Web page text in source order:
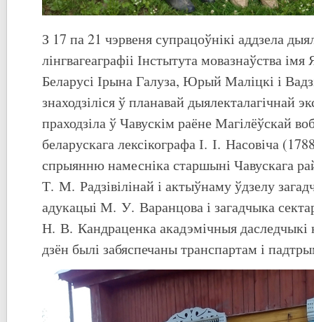
З 17 па 21 чэрвеня супрацоўнікі аддзела
лінгвагеаграфіі Інстытута мовазнаўства
Беларусі Ірына Галуза, Юрый Маліцкі і
знаходзіліся ў планавай дыялекталагічнай
праходзіла ў Чавускім раёне Магілёўскай
беларускага лексікографа І. І. Насовіча
спрыянню намесніка старшыні Чавускага
Т. М. Радзівілінай і актыўнаму ўдзелу
адукацыі М. У. Варанцова і загадчыка
Н. В. Кандраценка акадэмічныя даследчыкі
дзён былі забяспечаны транспартам і